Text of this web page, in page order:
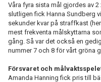
Våra fyra sista mål gjordes av
slutligen fick Hanna Sundberg
sekunder kvar på straffkast
mest frekventa målskyttarna
gång. Så var det också en
nummer 7 och 8 för vårt gröna
Försvaret och
Amanda Hanning fick pris till